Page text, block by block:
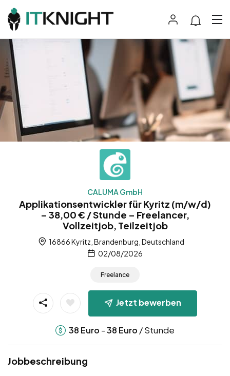
CALUMA GmbH
Applikationsentwickler für Kyritz (m/w/d)
– 38,00 € / Stunde – Freelancer,
Vollzeitjob, Teilzeitjob
16866 Kyritz, Brandenburg, Deutschland
02/08/2026
Freelance
Jetzt bewerben
38 Euro -38 Euro / Stunde
Jobbeschreibung